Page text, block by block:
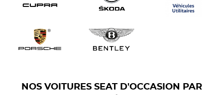
NOS VOITURES SEAT D'OCCASION PAR